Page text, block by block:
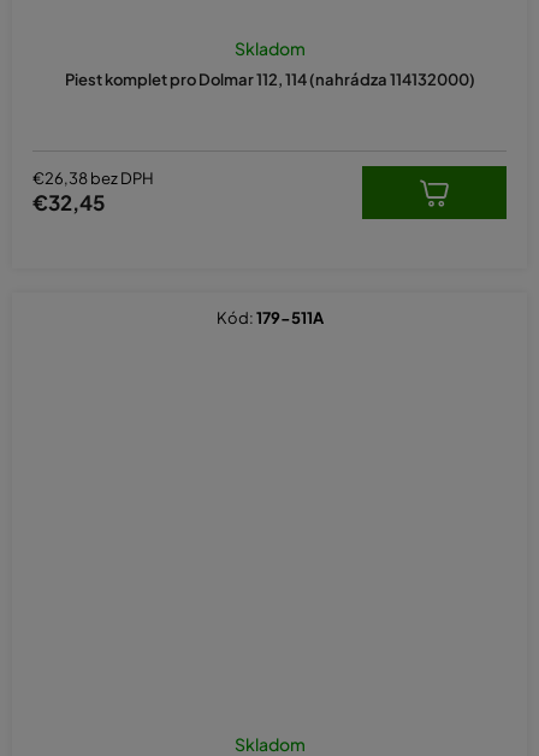
Piest komplet pro Dolmar 112, 114 (nahrádza 114132000)
Skladom
€26,38 bez DPH
€32,45
Skladom
Kód:179-511A